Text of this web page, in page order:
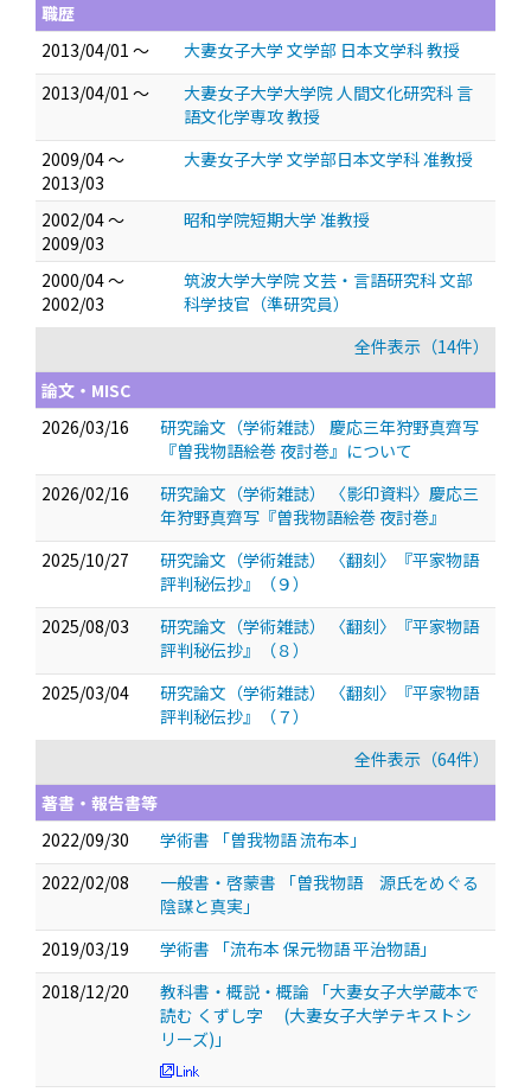
職歴
2013/04/01 ～
大妻女子大学 文学部 日本文学科 教授
2013/04/01 ～
大妻女子大学大学院 人間文化研究科 言
語文化学専攻 教授
2009/04 ～
2013/03
大妻女子大学 文学部日本文学科 准教授
2002/04 ～
2009/03
昭和学院短期大学 准教授
2000/04 ～
2002/03
筑波大学大学院 文芸・言語研究科 文部
科学技官（準研究員）
全件表示（14件）
論文・MISC
2026/03/16
研究論文（学術雑誌） 慶応三年狩野真齊写
『曽我物語絵巻 夜討巻』について
2026/02/16
研究論文（学術雑誌） 〈影印資料〉慶応三
年狩野真齊写『曽我物語絵巻 夜討巻』
2025/10/27
研究論文（学術雑誌） 〈翻刻〉『平家物語
評判秘伝抄』（９）
2025/08/03
研究論文（学術雑誌） 〈翻刻〉『平家物語
評判秘伝抄』（８）
2025/03/04
研究論文（学術雑誌） 〈翻刻〉『平家物語
評判秘伝抄』（７）
全件表示（64件）
著書・報告書等
2022/09/30
学術書 「曽我物語 流布本」
2022/02/08
一般書・啓蒙書 「曽我物語 源氏をめぐる
陰謀と真実」
2019/03/19
学術書 「流布本 保元物語 平治物語」
2018/12/20
教科書・概説・概論 「大妻女子大学蔵本で
読む くずし字 (大妻女子大学テキストシ
リーズ)」